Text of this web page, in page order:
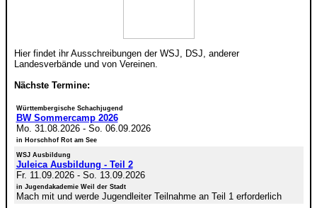
Hier findet ihr Ausschreibungen der WSJ, DSJ, anderer
Landesverbände und von Vereinen.
Nächste Termine:
Württembergische Schachjugend
BW Sommercamp 2026
Mo. 31.08.2026- So. 06.09.2026
in Horschhof Rot am See
WSJ Ausbildung
Juleica Ausbildung - Teil 2
Fr. 11.09.2026- So. 13.09.2026
in Jugendakademie Weil der Stadt
Mach mit und werde Jugendleiter Teilnahme an Teil 1 erforderlich